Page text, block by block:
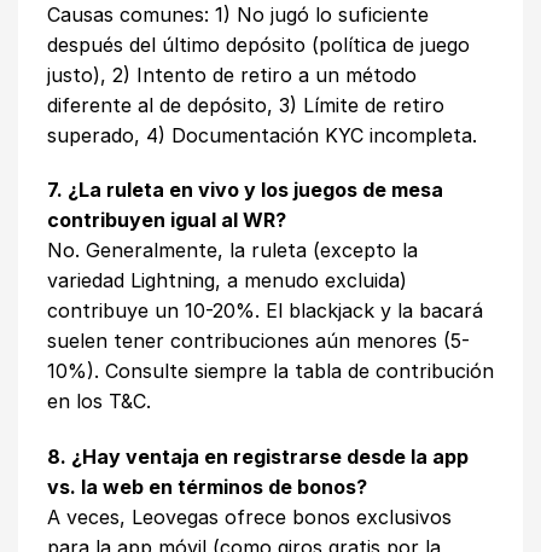
Causas comunes: 1) No jugó lo suficiente
después del último depósito (política de juego
justo), 2) Intento de retiro a un método
diferente al de depósito, 3) Límite de retiro
superado, 4) Documentación KYC incompleta.
7. ¿La ruleta en vivo y los juegos de mesa
contribuyen igual al WR?
No. Generalmente, la ruleta (excepto la
variedad Lightning, a menudo excluida)
contribuye un 10-20%. El blackjack y la bacará
suelen tener contribuciones aún menores (5-
10%). Consulte siempre la tabla de contribución
en los T&C.
8. ¿Hay ventaja en registrarse desde la app
vs. la web en términos de bonos?
A veces, Leovegas ofrece bonos exclusivos